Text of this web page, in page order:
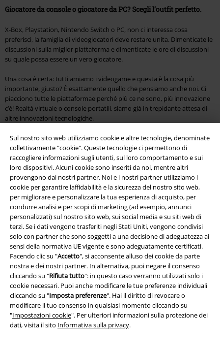
Sul nostro sito web utilizziamo cookie e altre tecnologie, denominate
collettivamente "cookie". Queste tecnologie ci permettono di
raccogliere informazioni sugli utenti, sul loro comportamento e sui
loro dispositivi. Alcuni cookie sono inseriti da noi, mentre altri
provengono dai nostri partner. Noi e i nostri partner utilizziamo i
cookie per garantire laffidabilità e la sicurezza del nostro sito web,
per migliorare e personalizzare la tua esperienza di acquisto, per
condurre analisi e per scopi di marketing (ad esempio, annunci
personalizzati) sul nostro sito web, sui social media e su siti web di
terzi. Se i dati vengono trasferiti negli Stati Uniti, vengono condivisi
solo con partner che sono soggetti a una decisione di adeguatezza ai
sensi della normativa UE vigente e sono adeguatamente certificati.
Facendo clic su "Accetto", si acconsente alluso dei cookie da parte
nostra e dei nostri partner. In alternativa, puoi negare il consenso
cliccando su "Rifiuta tutto": in questo caso verranno utilizzati solo i
cookie necessari. Puoi anche modificare le tue preferenze individuali
cliccando su "Imposta preferenze". Hai il diritto di revocare o
modificare il tuo consenso in qualsiasi momento cliccando su
"Impostazioni cookie". Per ulteriori informazioni sulla protezione dei
dati, visita il sito Informativa sulla privacy.
Giocatore da console o giocatore da PC? Scegli l’outfit perfetto.
X-Box, Playstation, Nintendo Switch o PC, non ci interessa cosa
preferisci, la famiglia di videogiocatori deve restare unita. Dimenticate le
discussioni sulla miglior piattaforma e dimenticate le ore di discussioni
su quale possa essere un vero giocatore.
Una cosa è certa: tutti amiamo i videogame e questa è la cosa più
importante, giusto? È esattamente quello che pensiamo anche noi. Ci
piacciono tutte le piattaformae perché più ce ne sono, più innovazione
c’è! Realtà virtuale o console portatili, siamo già in trepidante attesa di
altre innovazioni tecnologiche.
Nuovo merch dal mondo dei games.
Aspetti con ansia l'uscita di un videogioco? Accorcia il tempo di attesa e
fai scorta di merch ufficiale. Oltre a varie T-Shirt e molto altro merch,
puoi scoprire i tuoi personaggi preferiti in versione Funko Pop! Scegli i
tuoi compagni di gioco, Vault Boy e Ezio ti faranno un cenno di intesa
dalla scrivania.
Sei anche tu un inguaribile nostalgico? Allora sei nel posto giusto, nel
nostroShop Nintendo! Una bella maglietta Super Marioomaglietta
Nintendo. E parlando di retrogaming, non dimentichiamo Ash, Pikachu
& Co, la nostraPokemon magliettae naviga nel nostroPokemon Store
Merch di videogame, articoli da Cosplay e molto altro.
Sparatutto, action, RPG, MMORPG o avventura, abbiamo il merch
perfetto per ogni genere di gioco. Basta scegliere il tuo gioco preferito e
munirti di felpe, magliette e altro ancora. Scopri il merch esclusivo nel
Fortnite shop. Cosa ne pensi deiFunko Pop Fortnite, dellamaglietta
Fortniteo deiposter Fortnite?